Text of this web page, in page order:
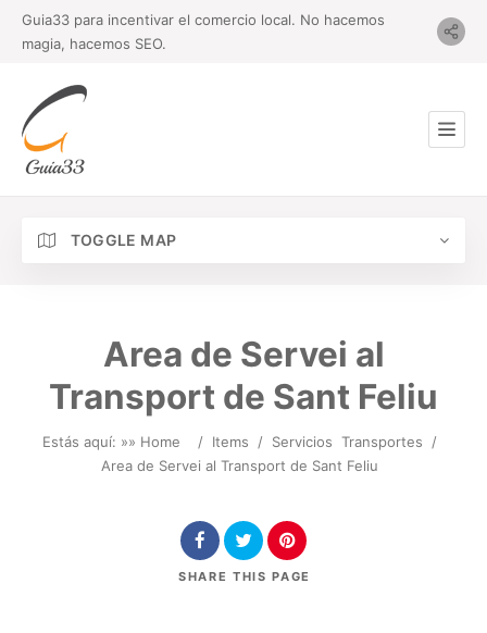
Guia33 para incentivar el comercio local. No hacemos
magia, hacemos SEO.
TOGGLE MAP
Area de Servei al
Transport de Sant Feliu
Estás aquí: »» Home / Items / Servicios Transportes
/
Area de Servei al Transport de Sant Feliu
SHARE THIS PAGE